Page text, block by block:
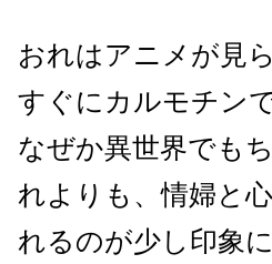
おれはアニメが見
すぐにカルモチン
なぜか異世界でも
れよりも、情婦と
れるのが少し印象に